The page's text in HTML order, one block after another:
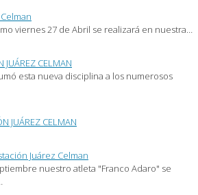
viernes 27 de Abril se realizará en nuestra…
JUÁREZ CELMAN
esta nueva disciplina a los numerosos
JUÁREZ CELMAN
Juárez Celman
nuestro atleta "Franco Adaro" se